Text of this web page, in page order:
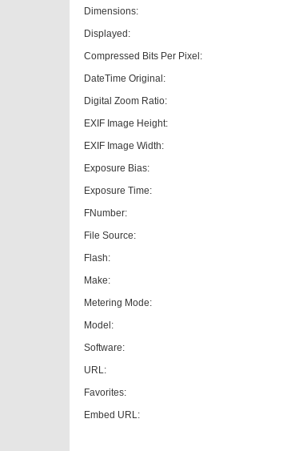
Dimensions:
Displayed:
Compressed Bits Per Pixel:
DateTime Original:
Digital Zoom Ratio:
EXIF Image Height:
EXIF Image Width:
Exposure Bias:
Exposure Time:
FNumber:
File Source:
Flash:
Make:
Metering Mode:
Model:
Software:
URL:
Favorites:
Embed URL: